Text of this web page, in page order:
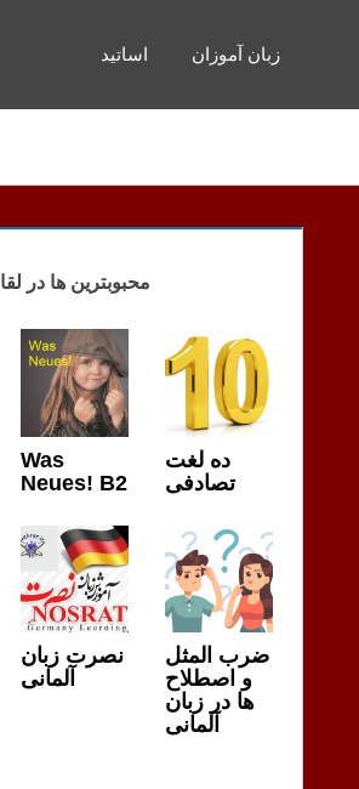
اساتید زبان آموزان
محبوبترین ها در لقا
Was
Neues! B2
ده لغت
تصادفی
نصرت زبان
آلمانی
ضرب المثل
و اصطلاح
ها در زبان
آلمانی